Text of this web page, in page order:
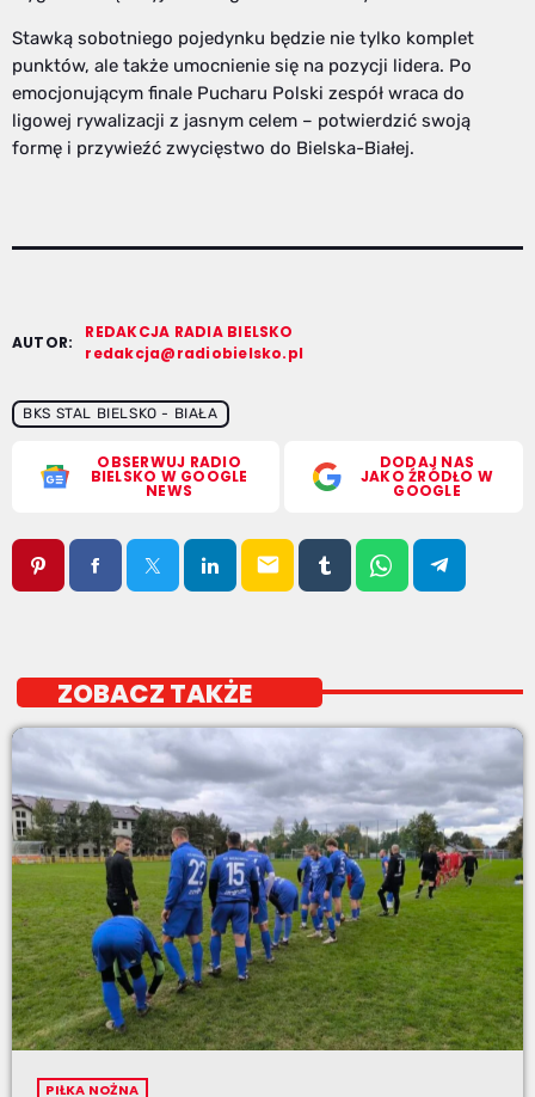
Stawką sobotniego pojedynku będzie nie tylko komplet
punktów, ale także umocnienie się na pozycji lidera. Po
emocjonującym finale Pucharu Polski zespół wraca do
ligowej rywalizacji z jasnym celem – potwierdzić swoją
formę i przywieźć zwycięstwo do Bielska-Białej.
AUTOR:
REDAKCJA RADIA BIELSKO
redakcja@radiobielsko.pl
BKS STAL BIELSKO - BIAŁA
OBSERWUJ RADIO
BIELSKO W GOOGLE
NEWS
DODAJ NAS
JAKO ŹRÓDŁO W
GOOGLE
email
ZOBACZ TAKŻE
PIŁKA NOŻNA